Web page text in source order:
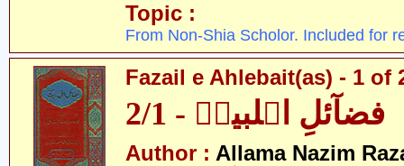
Topic :
From Non-Shia Scholor. Included for
Fazail e Ahlebait(as) - 1 of
فضآئلِ اہلبیتؑ - 2/1
Author : Allama Nazim